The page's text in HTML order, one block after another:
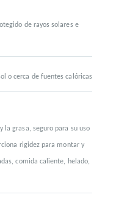
de rayos solares e
o cerca de fuentes calóricas
la grasa, seguro para su uso
rigidez para montar y
comida caliente, helado,